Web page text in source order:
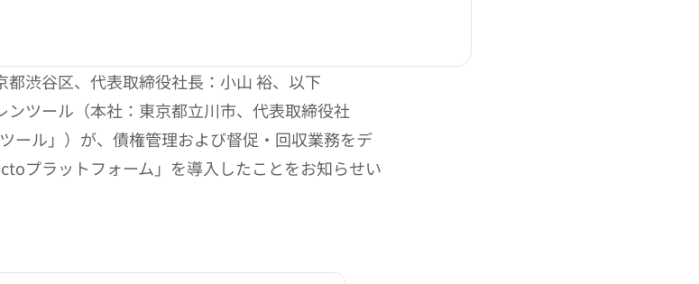
渋谷区、代表取締役社長：小山 裕、以下
ンツール（本社：東京都立川市、代表取締役社
ール」）が、債権管理および督促・回収業務をデ
プラットフォーム」を導入したことをお知らせい